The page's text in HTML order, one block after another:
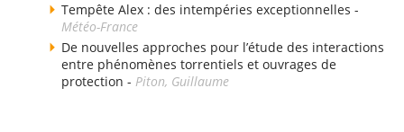
Tempête Alex : des intempéries exceptionnelles -
Météo-France
De nouvelles approches pour l’étude des interactions
entre phénomènes torrentiels et ouvrages de
protection - Piton, Guillaume